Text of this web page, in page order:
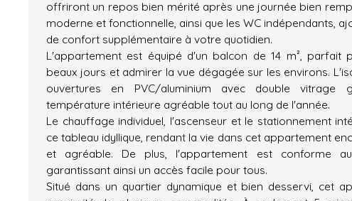
offriront un repos bien mérité après une journée bien
moderne et fonctionnelle, ainsi que les WC indépendants,
de confort supplémentaire à votre quotidien.
L'appartement est équipé d'un balcon de 14 m², parfait
beaux jours et admirer la vue dégagée sur les environs.
ouvertures en PVC/aluminium avec double vitrage
température intérieure agréable tout au long de l'année.
Le chauffage individuel, l'ascenseur et le stationnement
ce tableau idyllique, rendant la vie dans cet appartement
et agréable. De plus, l'appartement est conforme
garantissant ainsi un accès facile pour tous.
Situé dans un quartier dynamique et bien desservi, cet